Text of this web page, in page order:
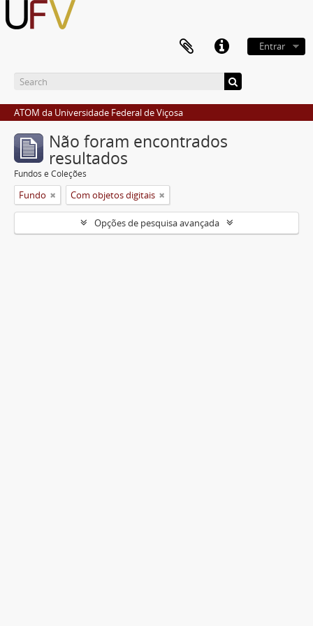
Entrar
ATOM da Universidade Federal de Viçosa
Não foram encontrados
resultados
Fundos e Coleções
Fundo Com objetos digitais
Opções de pesquisa avançada